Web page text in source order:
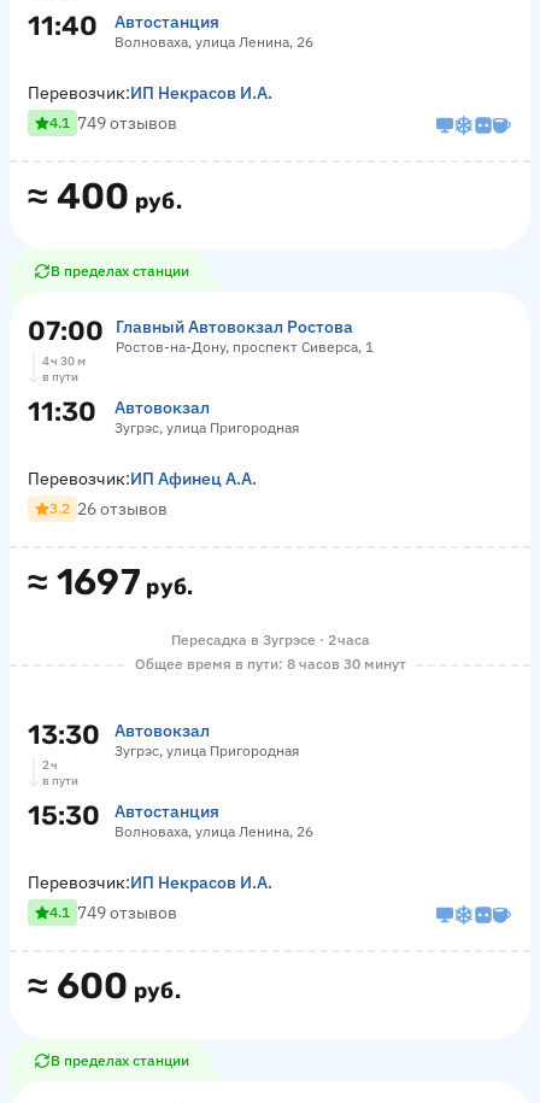
11:40 Автостанция
Волноваха, улица Ленина, 26
≈ 400 руб.
Перевозчик:ИП Некрасов И.А.
4.1 749 отзывов
В пределах станции
07:00 Главный Автовокзал Ростова
Ростов-на-Дону, проспект Сиверса, 1
4 ч 30 м
в пути
11:30 Автовокзал
Зугрэс, улица Пригородная
≈ 1697 руб.
Перевозчик:ИП Афинец А.А.
3.2 26 отзывов
Пересадка в Зугрэсе · 2 часа
Общее время в пути: 8 часов 30 минут
13:30 Автовокзал
Зугрэс, улица Пригородная
2 ч
в пути
15:30 Автостанция
Волноваха, улица Ленина, 26
≈ 600 руб.
Перевозчик:ИП Некрасов И.А.
4.1 749 отзывов
В пределах станции